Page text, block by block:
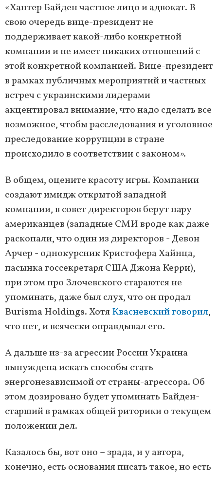
«Хантер Байден частное лицо и адвокат. В
свою очередь вице-президент не
поддерживает какой-либо конкретной
компании и не имеет никаких отношений с
этой конкретной компанией. Вице-президент
в рамках публичных мероприятий и частных
встреч с украинскими лидерами
акцентировал внимание, что надо сделать все
возможное, чтобы расследования и уголовное
преследование коррупции в стране
происходило в соответствии с законом».
В общем, оцените красоту игры. Компании
создают имидж открытой западной
компании, в совет директоров берут пару
американцев (западные СМИ вроде как даже
раскопали, что один из директоров - Девон
Арчер - однокурсник Кристофера Хайнца,
пасынка госсекретаря США Джона Керри),
при этом про Злочевского стараются не
упоминать, даже был слух, что он продал
Burisma Holdings. ХотяКвасневский говорил,
что нет, и всячески оправдывал его.
А дальше из-за агрессии России Украина
вынуждена искать способы стать
энергонезависимой от страны-агрессора. Об
этом дозировано будет упоминать Байден-
старший в рамках общей риторики о текущем
положении дел.
Казалось бы, вот оно – зрада, и у автора,
конечно, есть основания писать такое, но есть